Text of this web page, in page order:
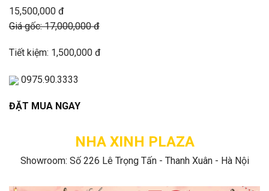
15,500,000 đ
Giá gốc: 17,000,000 đ
Tiết kiệm: 1,500,000 đ
0975.90.3333
ĐẶT MUA NGAY
NHA XINH PLAZA
Showroom: Số 226 Lê Trọng Tấn - Thanh Xuân - Hà Nội